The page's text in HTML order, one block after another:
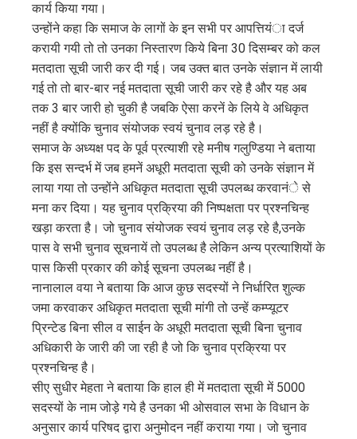
कार्य किया गया।
उन्होंने कहा कि समाज के लागों के इन सभी पर आपत्तियंा दर्ज
करायी गयी तो तो उनका निस्तारण किये बिना 30 दिसम्बर को कल
मतदाता सूची जारी कर दी गई। जब उक्त बात उनके संज्ञान में लायी
गई तो तो बार-बार नई मतदाता सूची जारी कर रहे है और यह अब
तक 3 बार जारी हो चुकी है जबकि ऐसा करनें के लिये वे अधिकृत
नहीं है क्योंकि चुनाव संयोजक स्वयं चुनाव लड़ रहे है।
समाज के अध्यक्ष पद के पूर्व प्रत्याशी रहे मनीष गलुण्डिया ने बताया
कि इस सन्दर्भ में जब हमनें अधूरी मतदाता सूची को उनके संज्ञान में
लाया गया तो उन्होंने अधिकृत मतदाता सूची उपलब्ध करवानंे से
मना कर दिया। यह चुनाव प्रक्रिया की निष्पक्षता पर प्रश्नचिन्ह
खड़ा करता है। जो चुनाव संयोजक स्वयं चुनाव लड़ रहे है,उनके
पास वे सभी चुनाव सूचनायें तो उपलब्ध है लेकिन अन्य प्रत्याशियों के
पास किसी प्रकार की कोई सूचना उपलब्ध नहीं है।
नानालाल वया ने बताया कि आज कुछ सदस्यों ने निर्धारित शुल्क
जमा करवाकर अधिकृत मतदाता सूची मांगी तो उन्हें कम्प्यूटर
प्रिन्टेड बिना सील व साईन के अधूरी मतदाता सूची बिना चुनाव
अधिकारी के जारी की जा रही है जो कि चुनाव प्रक्रिया पर
प्रश्नचिन्ह है।
सीए सुधीर मेहता ने बताया कि हाल ही में मतदाता सूची में 5000
सदस्यों के नाम जोड़े गये है उनका भी ओसवाल सभा के विधान के
अनुसार कार्य परिषद द्वारा अनुमोदन नहीं कराया गया। जो चुनाव